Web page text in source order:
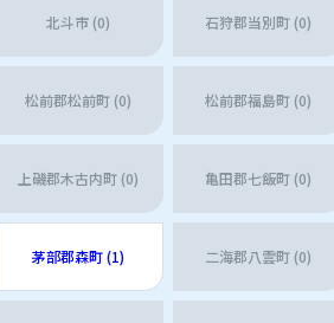
北斗市 (0) 石狩郡当別町 (0)
松前郡松前町 (0) 松前郡福島町 (0)
上磯郡木古内町 (0) 亀田郡七飯町 (0)
茅部郡森町 (1) 二海郡八雲町 (0)